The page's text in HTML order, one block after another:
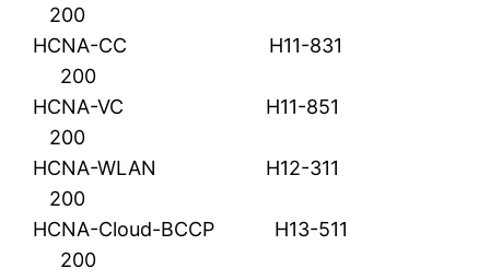
200
HCNA-CC H11-831
200
HCNA-VC H11-851
200
HCNA-WLAN H12-311
200
HCNA-Cloud-BCCP H13-511
200